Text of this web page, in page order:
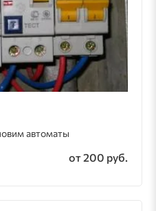
автоматы
от 200 руб.